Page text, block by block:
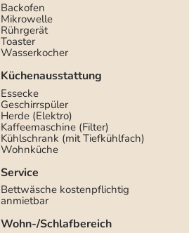
Backofen
Mikrowelle
Rührgerät
Toaster
Wasserkocher
Küchenausstattung
Essecke
Geschirrspüler
Herde (Elektro)
Kaffeemaschine (Filter)
Kühlschrank (mit Tiefkühlfach)
Wohnküche
Service
Bettwäsche kostenpflichtig
anmietbar
Wohn-/Schlafbereich